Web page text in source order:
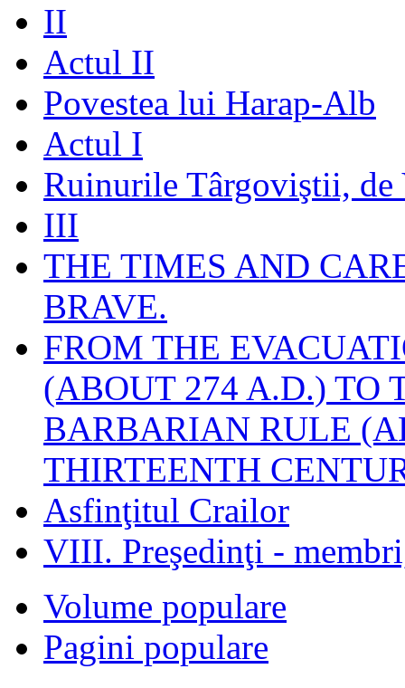
II
Actul II
Povestea lui Harap-Alb
Actul I
Ruinurile Târgoviştii, de
III
THE TIMES AND
BRAVE.
FROM THE
(ABOUT 274 A.D.) TO
BARBARIAN RULE
THIRTEENTH
Asfinţitul Crailor
VIII. Preşedinţi -
Volume populare
Pagini populare